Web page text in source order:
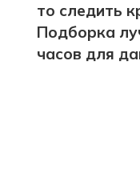
то следить
Подборка
часов для